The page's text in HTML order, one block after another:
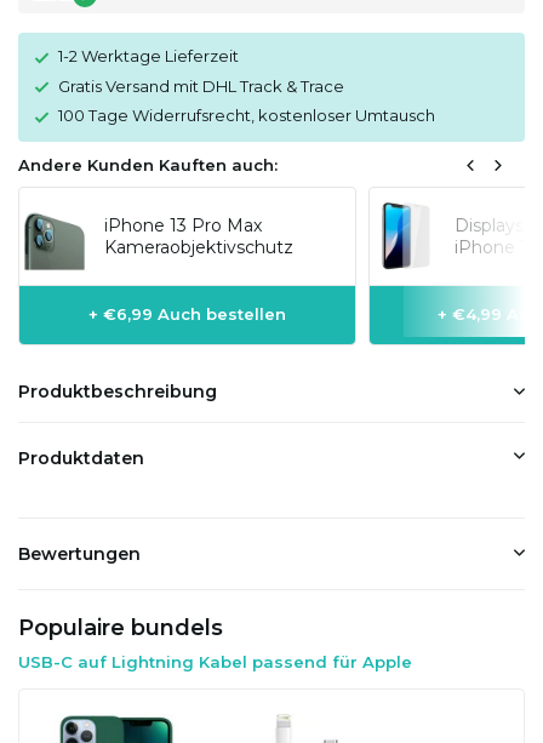
1-2 Werktage Lieferzeit
Gratis Versand mit DHL Track & Trace
100 Tage Widerrufsrecht, kostenloser Umtausch
Andere Kunden Kauften auch:
iPhone 13 Pro Max
Kameraobjektivschutz
+ €6,99 Auch bestellen
iPhone
+ €4,99
Produktbeschreibung
Produktdaten
Bewertungen
Populaire bundels
USB-C auf Lightning Kabel passend für Apple